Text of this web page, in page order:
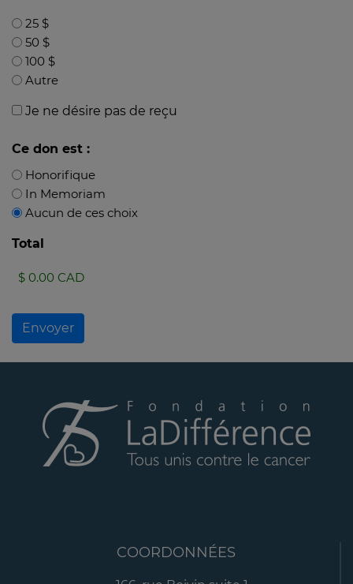
25 $
50 $
100 $
Autre
Reçu
Je ne désire pas de reçu
Ce don est :
Honorifique
In Memoriam
Aucun de ces choix
Total
Envoyer
COORDONNÉES